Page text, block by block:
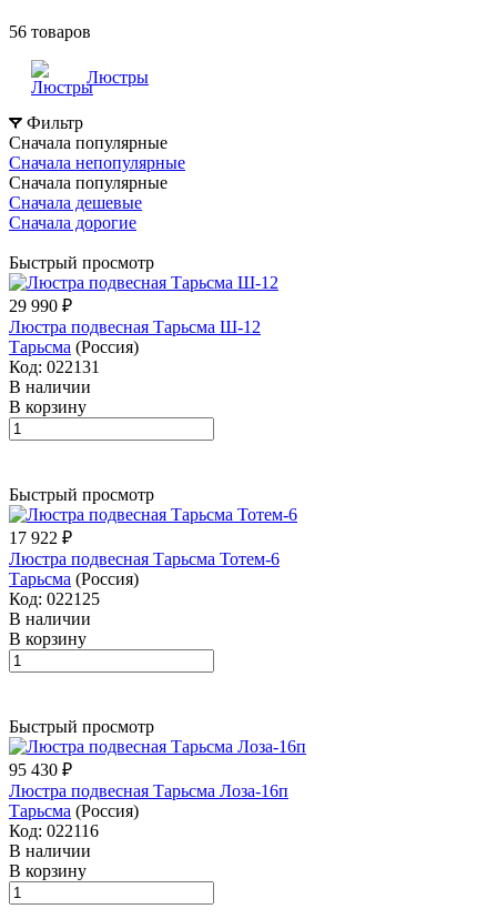
56 товаров
Люстры
Фильтр
Сначала популярные
Сначала непопулярные
Сначала популярные
Сначала дешевые
Сначала дорогие
Быстрый просмотр
29 990 ₽
Люстра подвесная Тарьсма Ш-12
Тарьсма (Россия)
Код: 022131
В наличии
В корзину
Быстрый просмотр
17 922 ₽
Люстра подвесная Тарьсма Тотем-6
Тарьсма (Россия)
Код: 022125
В наличии
В корзину
Быстрый просмотр
95 430 ₽
Люстра подвесная Тарьсма Лоза-16п
Тарьсма (Россия)
Код: 022116
В наличии
В корзину